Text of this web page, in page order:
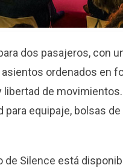
dos pasajeros, con
ordenados en
de
para equipaje, bolsas
de Silence está